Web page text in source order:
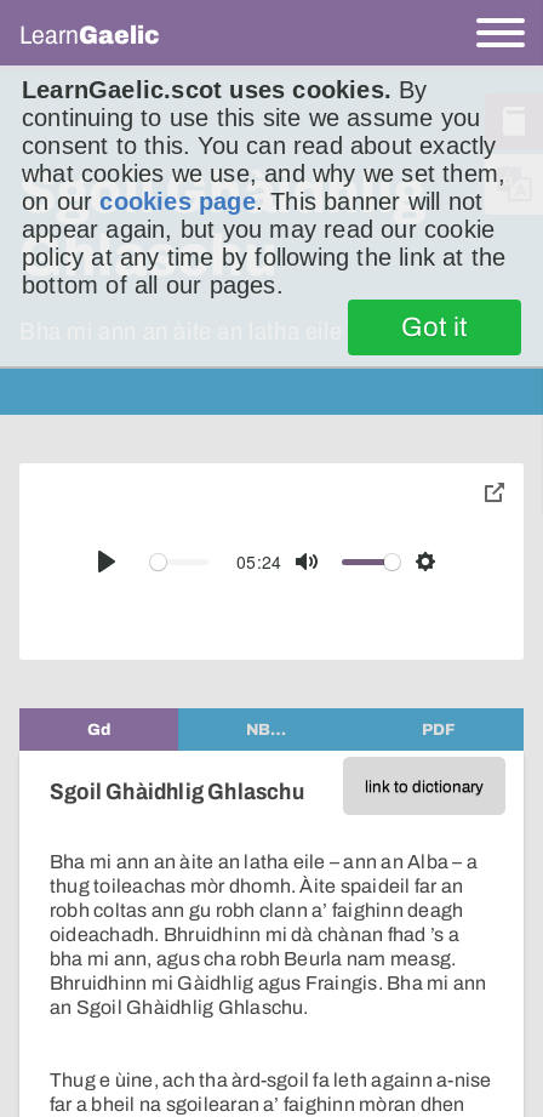
LearnGaelic.scot uses cookies. By
continuing to use this site we assume you
consent to this. You can read about exactly
what cookies we use, and why we set them,
on ourcookies page. This banner will not
appear again, but you may read our cookie
policy at any time by following the link at the
bottom of all our pages.
Got it
LearnGaelic
Sgoil Ghàidhlig
Ghlaschu
Bha mi ann an àite an latha eile – ann
Play
05:24
Mute Settings
toggle
Gd NB… PDF
link to dictionary
Sgoil Ghàidhlig Ghlaschu
Bha mi ann an àite an latha eile – ann an Alba – a
thug toileachas mòr dhomh. Àite spaideil far an
robh coltas ann gu robh clann a’ faighinn deagh
oideachadh. Bhruidhinn mi dà chànan fhad ’s a
bha mi ann, agus cha robh Beurla nam measg.
Bhruidhinn mi Gàidhlig agus Fraingis. Bha mi ann
an Sgoil Ghàidhlig Ghlaschu.
Thug e ùine, ach tha àrd-sgoil fa leth againn a-nise
far a bheil na sgoilearan a’ faighinn mòran dhen